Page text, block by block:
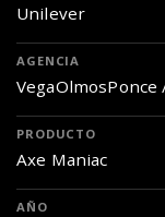
Unilever
AGENCIA
VegaOlmosPonce
PRODUCTO
Axe Maniac
AÑO